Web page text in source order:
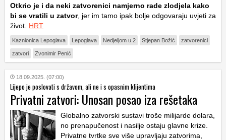
Otkrio je i da neki zatvorenici namjerno rade zlodjela kako
bi se vratili u zatvor, jer im tamo ipak bolje odgovaraju uvjeti za
život. HRT
Kaznionica Lepoglava Lepoglava Nedjeljom u 2 Stjepan Božić zatvorenici
zatvori Zvonimir Penić
18.09.2025. (07:00)
Lijepo je poslovati s državom, ali ne i s opasnim klijentima
Privatni zatvori: Unosan posao iza rešetaka
Globalno zatvorski sustavi troše milijarde dolara,
no prenapučenost i nasilje ostaju glavne krize.
Privatne tvrtke sve više upravljaju zatvorima,